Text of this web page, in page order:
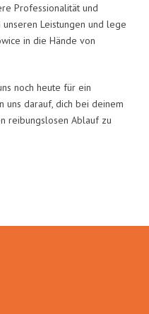
Professionalität und
Leistungen und lege
in die Hände von
noch heute für ein
uns darauf, dich bei deinem
reibungslosen Ablauf zu